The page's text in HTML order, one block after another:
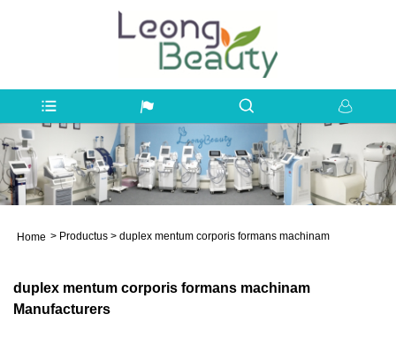
Home > Productus > duplex mentum corporis formans machinam
duplex mentum corporis formans machinam
Manufacturers